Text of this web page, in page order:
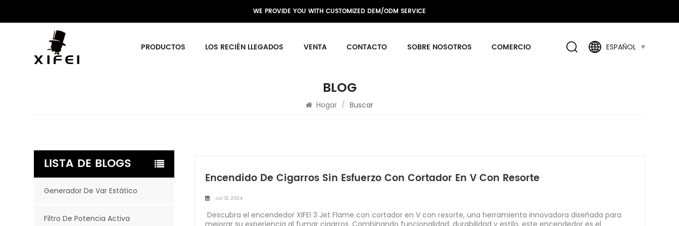
WE PROVIDE YOU WITH CUSTOMIZED DEM/ODM SERVICE
PRODUCTOS LOS RECIÉN LLEGADOS VENTA CONTACTO SOBRE NOSOTROS COMERCIO ESPAÑOL
BLOG
Hogar / Buscar
Encendido De Cigarros Sin Esfuerzo Con Cortador En V Con Resorte
Jul 12, 2024
Descubra el encendedor XIFEI 3 Jet Flame con cortador en V con resorte, una herramienta innovadora diseñada para
mejorar su experiencia al fumar cigarros. Combinando funcionalidad, durabilidad y estilo, este encendedor es el
LISTA DE BLOGS
Generador De Var Estático
Filtro De Potencia Activa